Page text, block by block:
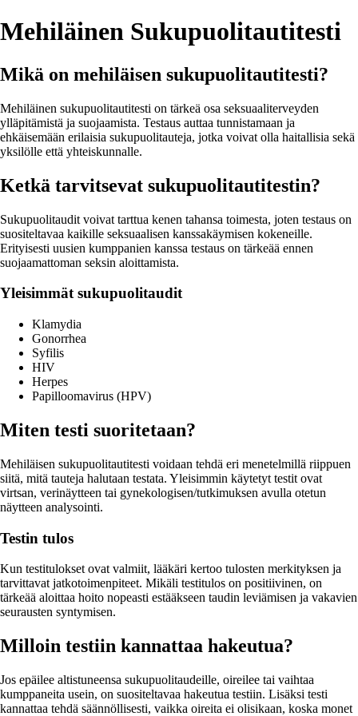
Mehiläinen Sukupuolitautitesti
Mikä on mehiläisen sukupuolitautitesti?
Mehiläinen sukupuolitautitesti on tärkeä osa seksuaaliterveyden
ylläpitämistä ja suojaamista. Testaus auttaa tunnistamaan ja
ehkäisemään erilaisia sukupuolitauteja, jotka voivat olla haitallisia sekä
yksilölle että yhteiskunnalle.
Ketkä tarvitsevat sukupuolitautitestin?
Sukupuolitaudit voivat tarttua kenen tahansa toimesta, joten testaus on
suositeltavaa kaikille seksuaalisen kanssakäymisen kokeneille.
Erityisesti uusien kumppanien kanssa testaus on tärkeää ennen
suojaamattoman seksin aloittamista.
Yleisimmät sukupuolitaudit
Klamydia
Gonorrhea
Syfilis
HIV
Herpes
Papilloomavirus (HPV)
Miten testi suoritetaan?
Mehiläisen sukupuolitautitesti voidaan tehdä eri menetelmillä riippuen
siitä, mitä tauteja halutaan testata. Yleisimmin käytetyt testit ovat
virtsan, verinäytteen tai gynekologisen/tutkimuksen avulla otetun
näytteen analysointi.
Testin tulos
Kun testitulokset ovat valmiit, lääkäri kertoo tulosten merkityksen ja
tarvittavat jatkotoimenpiteet. Mikäli testitulos on positiivinen, on
tärkeää aloittaa hoito nopeasti estääkseen taudin leviämisen ja vakavien
seurausten syntymisen.
Milloin testiin kannattaa hakeutua?
Jos epäilee altistuneensa sukupuolitaudeille, oireilee tai vaihtaa
kumppaneita usein, on suositeltavaa hakeutua testiin. Lisäksi testi
kannattaa tehdä säännöllisesti, vaikka oireita ei olisikaan, koska monet